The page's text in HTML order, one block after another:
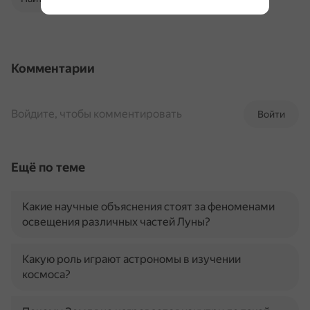
Комментарии
Войти
Войдите, чтобы комментировать
Ещё по теме
Какие научные объяснения стоят за феноменами
освещения различных частей Луны?
Какую роль играют астрономы в изучении
космоса?